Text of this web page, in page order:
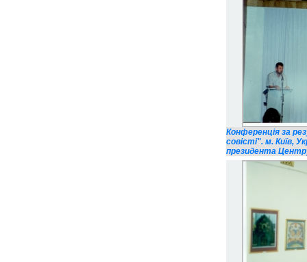
Конференція за
совісті". м. Київ,
президента